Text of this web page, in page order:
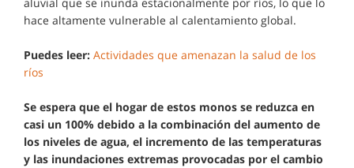
hace altamente vulnerable al calentamiento global.
Puedes leer: Actividades que amenazan la salud de los
ríos
Se espera que el hogar de estos monos se reduzca en
casi un 100% debido a la combinación del aumento de
los niveles de agua, el incremento de las temperaturas
y las inundaciones extremas provocadas por el cambio